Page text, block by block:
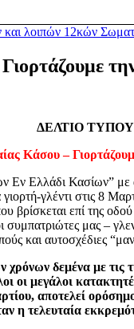
λοιπών 12κών
ΔΕΛΤΙΟ ΤΥΠΟΥ
Κάσου –
Εν Ελλάδι Κασίων”
γλέντι στις 8
βρίσκεται επί της
μας –
και αυτοσχέδιες
δεμένα με τις
οι μεγάλοι
αποτελεί
η τελευταία